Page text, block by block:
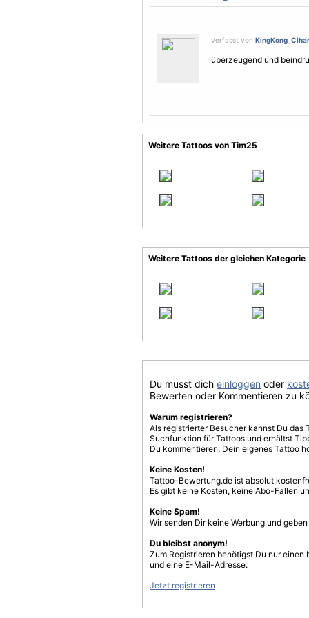
verfasst von
überzeugend und
Weitere Tattoos von Tim25
Weitere Tattoos der gleichen Kategorie
Du musst dich einloggen oder
Bewerten oder Kommentieren zu
Warum registrieren?
Als registrierter Besucher kannst Du
Suchfunktion für Tattoos und erhältst
Du kommentieren, Dein eigenes Tattoo
Keine Kosten!
Tattoo-Bewertung.de ist absolut
Es gibt keine Kosten, keine Abo-Fallen
Keine Spam!
Wir senden Dir keine Werbung und
Du bleibst anonym!
Zum Registrieren benötigst Du nur einen
und eine E-Mail-Adresse.
Jetzt registrieren